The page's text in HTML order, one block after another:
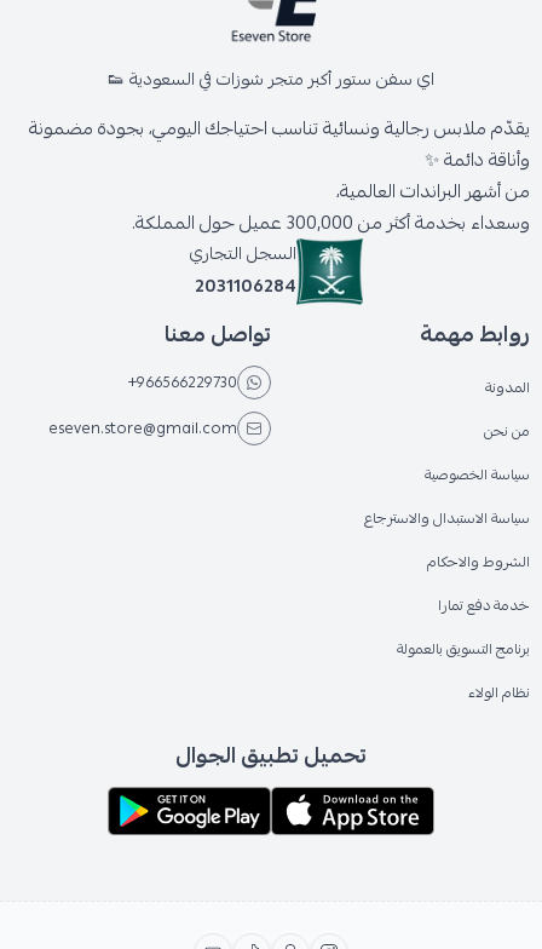
اي سفن ستور أكبر متجر شوزات في السعودية 👟
يقدّم ملابس رجالية ونسائية تناسب احتياجك اليومي، بجودة مضمونة
وأناقة دائمة ✨
من أشهر البراندات العالمية،
وسعداء بخدمة أكثر من 300,000 عميل حول المملكة.
السجل التجاري
2031106284
روابط مهمة
المدونة
من نحن
سياسة الخصوصية
سياسة الاستبدال والاسترجاع
الشروط والاحكام
خدمة دفع تمارا
برنامج التسويق بالعمولة
نظام الولاء
تواصل معنا
+966566229730
eseven.store@gmail.com
تحميل تطبيق الجوال